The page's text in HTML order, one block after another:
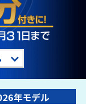
年モデル